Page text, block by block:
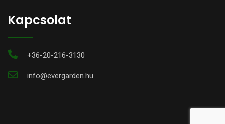
Kapcsolat
+36-20-216-3130
info@evergarden.hu